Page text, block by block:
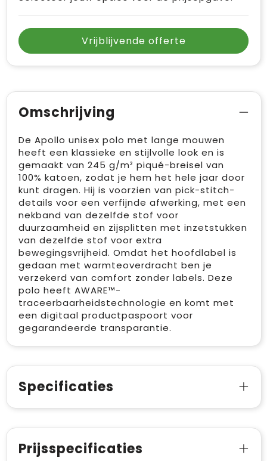
Vrijblijvende offerte
Omschrijving
De Apollo unisex polo met lange mouwen
heeft een klassieke en stijlvolle look en is
gemaakt van 245 g/m² piqué-breisel van
100% katoen, zodat je hem het hele jaar door
kunt dragen. Hij is voorzien van pick-stitch-
details voor een verfijnde afwerking, met een
nekband van dezelfde stof voor
duurzaamheid en zijsplitten met inzetstukken
van dezelfde stof voor extra
bewegingsvrijheid. Omdat het hoofdlabel is
gedaan met warmteoverdracht ben je
verzekerd van comfort zonder labels. Deze
polo heeft AWARE™-
traceerbaarheidstechnologie en komt met
een digitaal productpaspoort voor
gegarandeerde transparantie.
Specificaties
Prijsspecificaties